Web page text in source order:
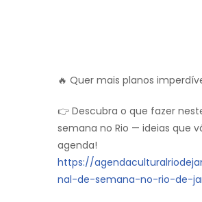
🔥 Quer mais planos
👉 Descubra o que fazer
semana no Rio — ideias que
agenda!
https://
nal-de-semana-no-rio-de-